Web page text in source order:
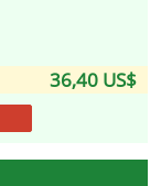
36,40 US$